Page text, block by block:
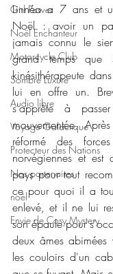
Girl Power
Noël Enchanteur
Motorcycle Club
Sombre Luxure
Audio libre
Voyage Galactique
Protecteur des Nations
Nos partenaires
noêl
Envie de Cosy Mystery
Linnéa a 7 ans et
Noël : avoir un
jamais connu le
grand temps que
kinésithérapeute
lui en offre un.
s'apprête à
mouvementée.
réformé des
norvégiennes et
pays pour tout
ce pour quoi il a
enlevé, et il ne lui
son épaule pour
deux âmes abimées
les couloirs d'un